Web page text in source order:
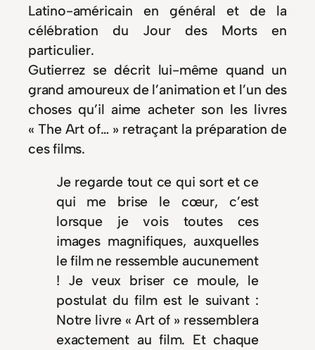
Latino-américain en général et de la
célébration du Jour des Morts en
particulier.
Gutierrez se décrit lui-même quand un
grand amoureux de l’animation et l’un des
choses qu’il aime acheter son les livres
« The Art of… » retraçant la préparation de
ces films.
Je regarde tout ce qui sort et ce
qui me brise le cœur, c’est
lorsque je vois toutes ces
images magnifiques, auxquelles
le film ne ressemble aucunement
! Je veux briser ce moule, le
postulat du film est le suivant :
Notre livre « Art of » ressemblera
exactement au film. Et chaque